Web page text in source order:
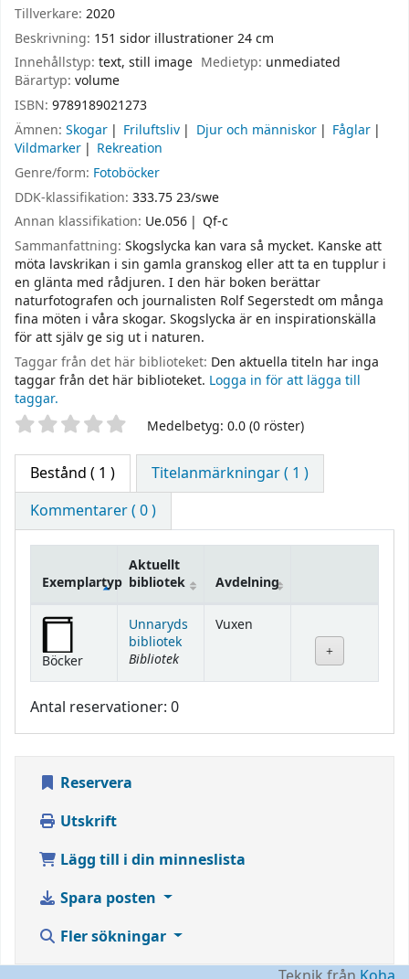
Tillverkare: 2020
Beskrivning: 151 sidor illustrationer 24 cm
Innehållstyp: text, still image Medietyp: unmediated
Bärartyp: volume
ISBN: 9789189021273
Ämnen: Skogar Friluftsliv Djur och människor
Fåglar
Vildmarker
Rekreation
Genre/form: Fotoböcker
DDK-klassifikation: 333.75 23/swe
Annan klassifikation: Ue.056
Qf-c
Sammanfattning: Skogslycka kan vara så mycket. Kanske att
möta lavskrikan i sin gamla granskog eller att ta en tupplur i
en glänta med rådjuren. I den här boken berättar
naturfotografen och journalisten Rolf Segerstedt om många
fina möten i våra skogar. Skogslycka är en inspirationskälla
för att själv ge sig ut i naturen.
Taggar från det här biblioteket: Den aktuella titeln har inga
taggar från det här biblioteket. Logga in för att lägga till
taggar.
Betyg Medelbetyg: 0.0 (0 röster)
Bestånd ( 1 )
Titelanmärkningar ( 1 )
Kommentarer ( 0 )
Bestånd
Exemplartyp
Aktuellt
bibliotek
Avdelning
Böcker
Unnaryds
bibliotek
Bibliotek
Vuxen
Antal reservationer: 0
Reservera
Utskrift
Lägg till i din minneslista
Spara posten
Fler sökningar